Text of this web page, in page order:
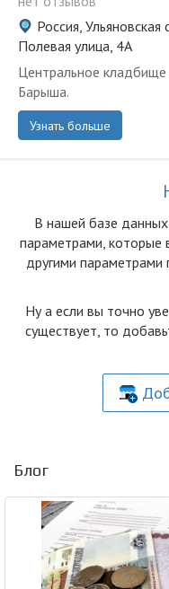
Россия,
Полевая улица, 4А
Центральное
Барыша.
Узнать больше
В нашей базе
параметрами, которые
другими параметрами
Ну а если вы точно
существует, то
Блог